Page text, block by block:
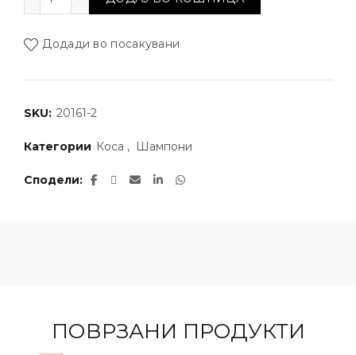
Додади во посакувани
SKU: 20161-2
Категории Коса , Шампони
Сподели
ПОВРЗАНИ ПРОДУКТИ